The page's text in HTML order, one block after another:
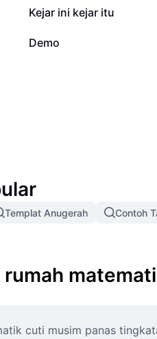
1.3K
Kejar ini kejar itu
115
Demo
Templat Anugerah Contoh
rumah
cuti musim panas